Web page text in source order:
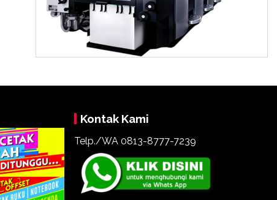
Kontak Kami
Telp./WA 0813-8777-7239